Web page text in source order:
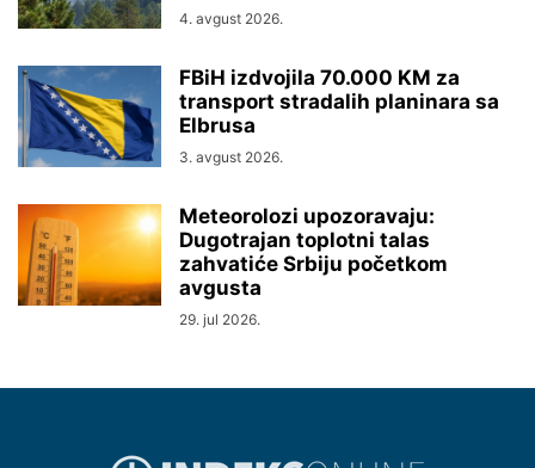
4. avgust 2026.
FBiH izdvojila 70.000 KM za
transport stradalih planinara sa
Elbrusa
3. avgust 2026.
Meteorolozi upozoravaju:
Dugotrajan toplotni talas
zahvatiće Srbiju početkom
avgusta
29. jul 2026.